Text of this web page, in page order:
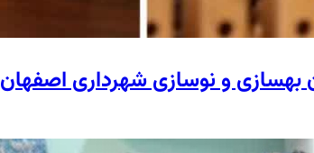
بهسازی و نوسازی شهرداری اصفهان